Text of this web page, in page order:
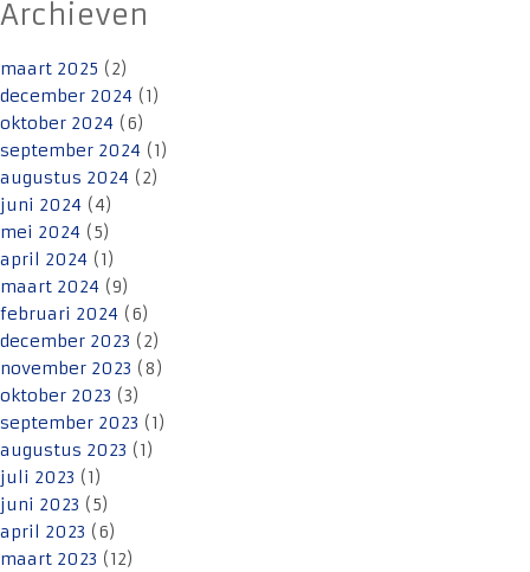
Archieven
maart 2025 (2)
december 2024 (1)
oktober 2024 (6)
september 2024 (1)
augustus 2024 (2)
juni 2024 (4)
mei 2024 (5)
april 2024 (1)
maart 2024 (9)
februari 2024 (6)
december 2023 (2)
november 2023 (8)
oktober 2023 (3)
september 2023 (1)
augustus 2023 (1)
juli 2023 (1)
juni 2023 (5)
april 2023 (6)
maart 2023 (12)